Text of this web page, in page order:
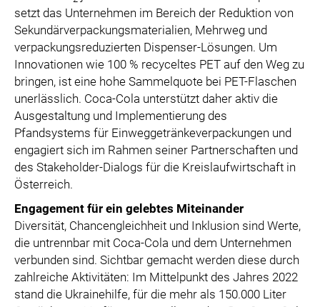
setzt das Unternehmen im Bereich der Reduktion von
Sekundärverpackungsmaterialien, Mehrweg und
verpackungsreduzierten Dispenser-Lösungen. Um
Innovationen wie 100 % recyceltes PET auf den Weg zu
bringen, ist eine hohe Sammelquote bei PET-Flaschen
unerlässlich. Coca-Cola unterstützt daher aktiv die
Ausgestaltung und Implementierung des
Pfandsystems für Einweggetränkeverpackungen und
engagiert sich im Rahmen seiner Partnerschaften und
des Stakeholder-Dialogs für die Kreislaufwirtschaft in
Österreich.
Engagement für ein gelebtes Miteinander
Diversität, Chancengleichheit und Inklusion sind Werte,
die untrennbar mit Coca-Cola und dem Unternehmen
verbunden sind. Sichtbar gemacht werden diese durch
zahlreiche Aktivitäten: Im Mittelpunkt des Jahres 2022
stand die Ukrainehilfe, für die mehr als 150.000 Liter